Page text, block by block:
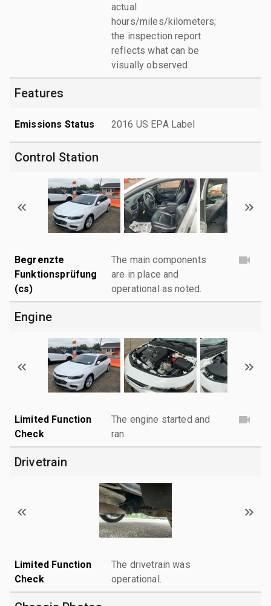
actual
hours/miles/kilometers;
the inspection report
reflects what can be
visually observed.
Features
Emissions Status 2016 US EPA Label
Control Station
Begrenzte
Funktionsprüfung
(cs)
The main components
are in place and
operational as noted.
Engine
Limited Function
Check
The engine started and
ran.
Drivetrain
Limited Function
Check
The drivetrain was
operational.